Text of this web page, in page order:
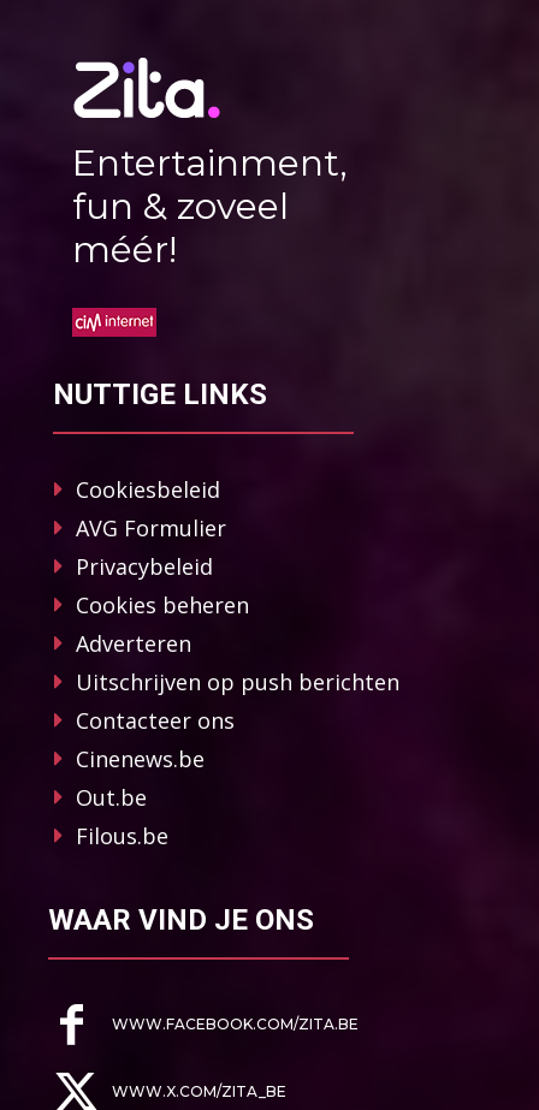
Entertainment,
fun & zoveel
méér!
NUTTIGE LINKS
Cookiesbeleid
AVG Formulier
Privacybeleid
Cookies beheren
Adverteren
Uitschrijven op push berichten
Contacteer ons
Cinenews.be
Out.be
Filous.be
WAAR VIND JE ONS
WWW.FACEBOOK.COM/ZITA.BE
WWW.X.COM/ZITA_BE